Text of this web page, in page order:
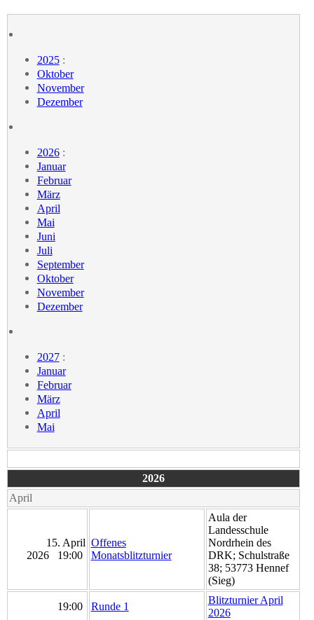
2025:
Oktober
November
Dezember
2026:
Januar
Februar
März
April
Mai
Juni
Juli
September
Oktober
November
Dezember
2027:
Januar
Februar
März
April
Mai
2026
April
15. April
2026 19:00
Offenes
Monatsblitzturnier
Aula der
Landesschule
Nordrhein des
DRK; Schulstraße
38; 53773 Hennef
(Sieg)
19:00 Runde 1
Blitzturnier April
2026